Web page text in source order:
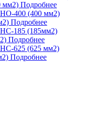
мм2) Подробнее
Подробнее
Подробнее
Подробнее